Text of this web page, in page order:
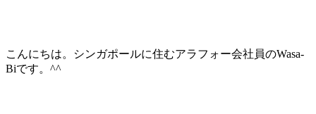
こんにちは。シンガポールに住むアラフォー会社員のWasa-
Biです。^^